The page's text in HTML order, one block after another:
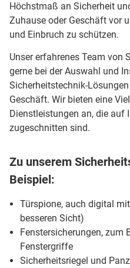
Höchstmaß an Sicherheit
Zuhause oder Geschäft vor
und Einbruch zu schützen.
Unser erfahrenes Team von
gerne bei der Auswahl und
Sicherheitstechnik-
Geschäft. Wir bieten eine
Dienstleistungen an, die auf
zugeschnitten sind.
Zu unserem
Beispiel:
Türspione, auch digital
besseren Sicht)
Fenstersicherungen, zum
Fenstergriffe
Sicherheitsriegel und